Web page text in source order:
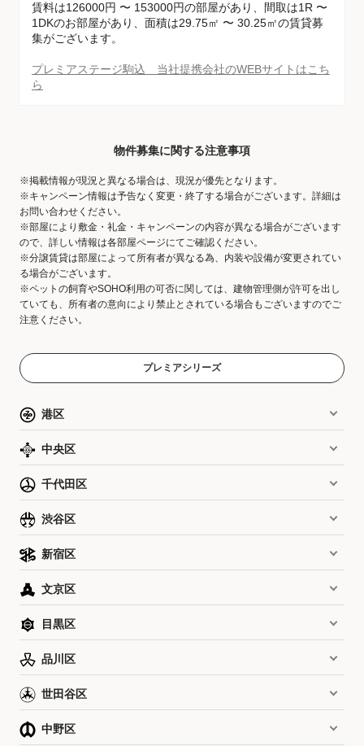
賃料は126000円 〜 153000円の部屋があり、間取は1R 〜
1DKのお部屋があり、面積は29.75㎡ 〜 30.25㎡の賃貸募
集がございます。
プレミアステージ駒込 当社提携会社のWEBサイトはこち
ら
物件募集に関する注意事項
※掲載情報が現況と異なる場合は、現況が優先となります。
※キャンペーン情報は予告なく変更・終了する場合がございます。詳細は
お問い合わせください。
※部屋により敷金・礼金・キャンペーンの内容が異なる場合がございます
ので、詳しい情報は各部屋ページにてご確認ください。
※分譲賃貸は部屋によって所有者が異なる為、内装や設備が変更されてい
る場合がございます。
※ペットの飼育やSOHO利用の可否に関しては、建物管理側が許可を出し
ていても、所有者の意向により禁止とされている場合もございますのでご
注意ください。
プレミアシリーズ
港区
中央区
千代田区
渋谷区
新宿区
文京区
目黒区
品川区
世田谷区
中野区